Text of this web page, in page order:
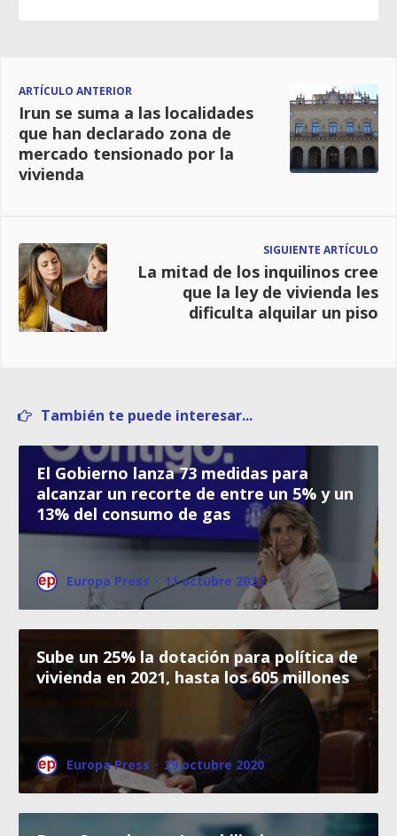
ARTÍCULO ANTERIOR
Irun se suma a las localidades
que han declarado zona de
mercado tensionado por la
vivienda
SIGUIENTE ARTÍCULO
La mitad de los inquilinos cree
que la ley de vivienda les
dificulta alquilar un piso
También te puede interesar...
El Gobierno lanza 73 medidas para
alcanzar un recorte de entre un 5% y un
13% del consumo de gas
Europa Press · 11 octubre 2022
Sube un 25% la dotación para política de
vivienda en 2021, hasta los 605 millones
Europa Press · 29 octubre 2020